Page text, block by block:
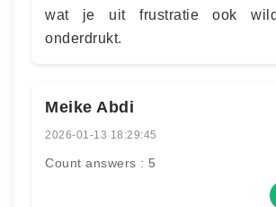
wat je uit frustratie ook
onderdrukt.
Meike Abdi
2026-01-13 18:29:45
Count answers : 5